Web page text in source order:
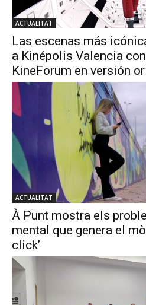
ACTUALITAT
Las escenas más
a Kinépolis Valencia
KineForum en versión
ACTUALITAT
À Punt mostra els
mental que genera el
click’